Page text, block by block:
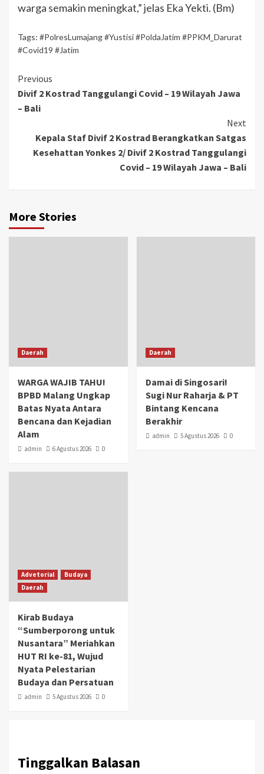
warga semakin meningkat,” jelas Eka Yekti. (Bm)
Tags: #PolresLumajang #Yustisi #PoldaJatim #PPKM_Darurat
#Covid19 #Jatim
Previous
Divif 2 Kostrad Tanggulangi Covid – 19 Wilayah Jawa
– Bali
Next
Kepala Staf Divif 2 Kostrad Berangkatkan Satgas
Kesehattan Yonkes 2/ Divif 2 Kostrad Tanggulangi
Covid – 19 Wilayah Jawa – Bali
More Stories
Daerah
WARGA WAJIB TAHU!
BPBD Malang Ungkap
Batas Nyata Antara
Bencana dan Kejadian
Alam
admin 6 Agustus 2026 0
Daerah
Damai di Singosari!
Sugi Nur Raharja & PT
Bintang Kencana
Berakhir
admin 5 Agustus 2026 0
Advetorial
Budaya
Daerah
Kirab Budaya
“Sumberporong untuk
Nusantara” Meriahkan
HUT RI ke-81, Wujud
Nyata Pelestarian
Budaya dan Persatuan
admin 5 Agustus 2026 0
Tinggalkan Balasan